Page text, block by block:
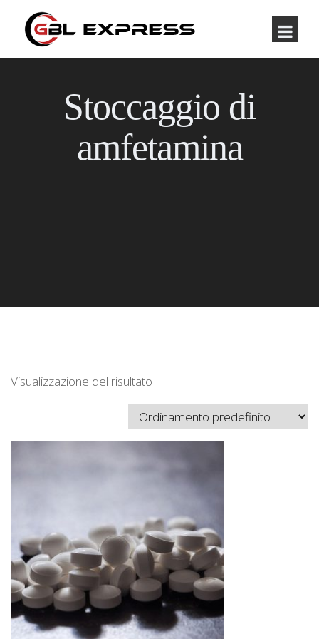
Stoccaggio di
amfetamina
Visualizzazione del risultato